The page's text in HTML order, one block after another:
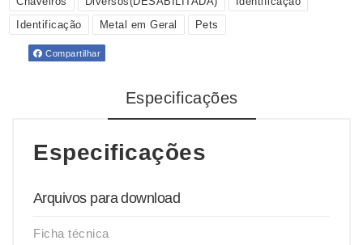
Identificação
Metal em Geral Pets
Compartilhar
Especificações
Especificações
Arquivos para download
Ficha técnica